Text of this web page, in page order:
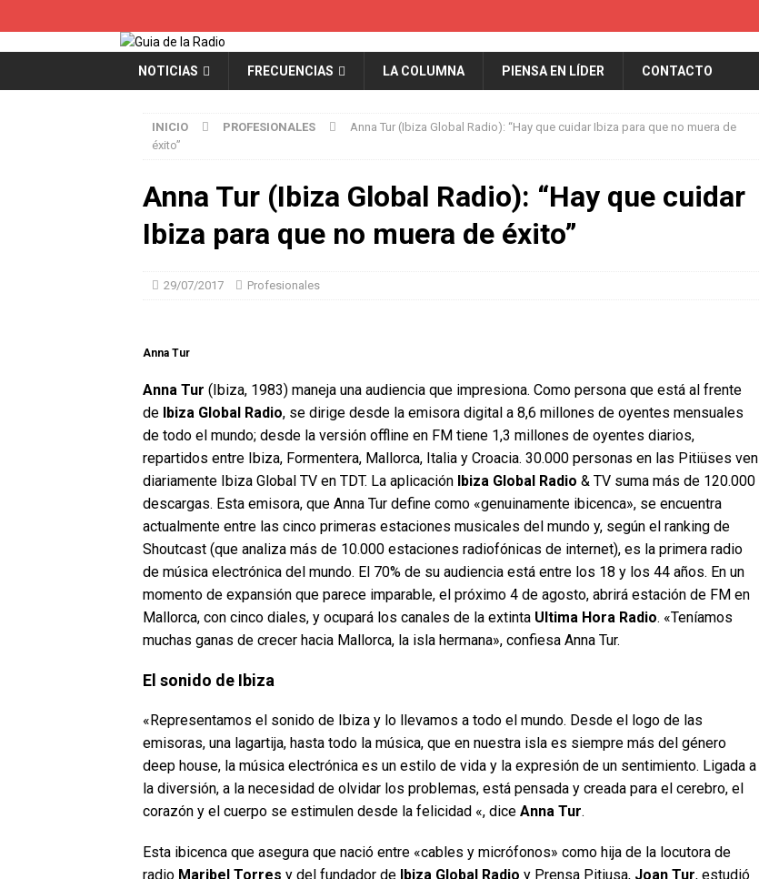
NOTICIAS FRECUENCIAS LA COLUMNA PIENSA EN LÍDER CONTACTO
INICIO PROFESIONALES
Anna Tur (Ibiza Global Radio): “Hay que cuidar Ibiza para que no muera de
éxito”
Anna Tur (Ibiza Global Radio): “Hay que cuidar
Ibiza para que no muera de éxito”
29/07/2017 Profesionales
Anna Tur
Anna Tur (Ibiza, 1983) maneja una audiencia que impresiona. Como persona que está al frente
de Ibiza Global Radio, se dirige desde la emisora digital a 8,6 millones de oyentes mensuales
de todo el mundo; desde la versión offline en FM tiene 1,3 millones de oyentes diarios,
repartidos entre Ibiza, Formentera, Mallorca, Italia y Croacia. 30.000 personas en las Pitiüses ven
diariamente Ibiza Global TV en TDT. La aplicación Ibiza Global Radio & TV suma más de 120.000
descargas. Esta emisora, que Anna Tur define como «genuinamente ibicenca», se encuentra
actualmente entre las cinco primeras estaciones musicales del mundo y, según el ranking de
Shoutcast (que analiza más de 10.000 estaciones radiofónicas de internet), es la primera radio
de música electrónica del mundo. El 70% de su audiencia está entre los 18 y los 44 años. En un
momento de expansión que parece imparable, el próximo 4 de agosto, abrirá estación de FM en
Mallorca, con cinco diales, y ocupará los canales de la extinta Ultima Hora Radio. «Teníamos
muchas ganas de crecer hacia Mallorca, la isla hermana», confiesa Anna Tur.
El sonido de Ibiza
«Representamos el sonido de Ibiza y lo llevamos a todo el mundo. Desde el logo de las
emisoras, una lagartija, hasta todo la música, que en nuestra isla es siempre más del género
deep house, la música electrónica es un estilo de vida y la expresión de un sentimiento. Ligada a
la diversión, a la necesidad de olvidar los problemas, está pensada y creada para el cerebro, el
corazón y el cuerpo se estimulen desde la felicidad «, dice Anna Tur.
Esta ibicenca que asegura que nació entre «cables y micrófonos» como hija de la locutora de
radio Maribel Torres y del fundador de Ibiza Global Radio y Prensa Pitiusa, Joan Tur, estudió